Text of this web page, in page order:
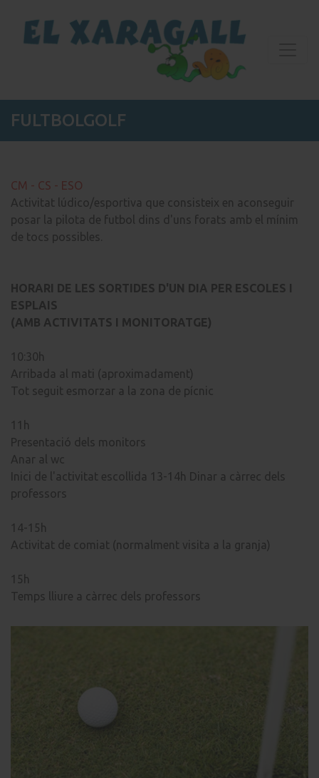
FULTBOLGOLF
CM - CS - ESO
Activitat lúdico/esportiva que consisteix en aconseguir
posar la pilota de futbol dins d'uns forats amb el mínim
de tocs possibles.
HORARI DE LES SORTIDES D'UN DIA PER ESCOLES I
ESPLAIS
(AMB ACTIVITATS I MONITORATGE)
10:30h
Arribada al mati (aproximadament)
Tot seguit esmorzar a la zona de pícnic
11h
Presentació dels monitors
Anar al wc
Inici de l'activitat escollida 13-14h Dinar a càrrec dels
professors
14-15h
Activitat de comiat (normalment visita a la granja)
15h
Temps lliure a càrrec dels professors